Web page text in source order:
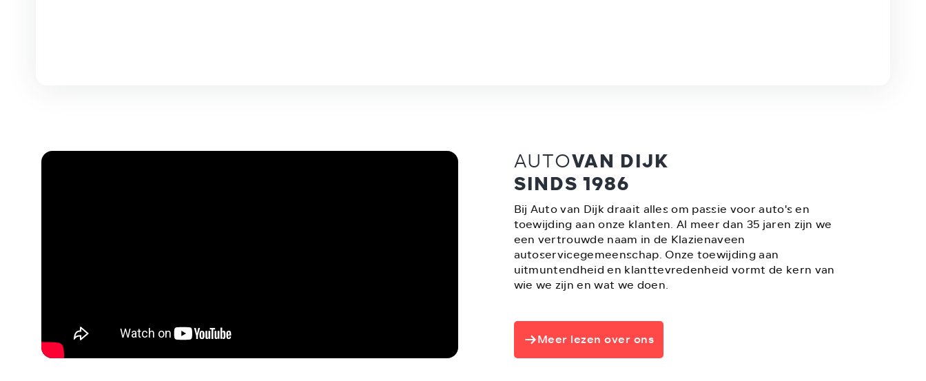
AUTOVAN DIJK
SINDS 1986
Bij Auto van Dijk draait alles om passie voor auto's en
toewijding aan onze klanten. Al meer dan 35 jaren zijn we
een vertrouwde naam in de Klazienaveen
autoservicegemeenschap. Onze toewijding aan
uitmuntendheid en klanttevredenheid vormt de kern van
wie we zijn en wat we doen.
Meer lezen over ons